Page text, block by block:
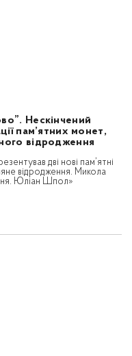
Нескінчений
пам’ятних монет,
відродження
дві нові пам’ятні
відродження. Микола
Юліан Шпол»